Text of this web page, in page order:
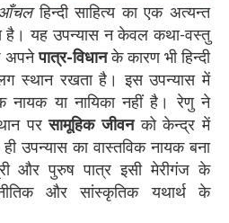
हिन्दी साहित्य का एक अत्यन्त
है। यह उपन्यास न केवल कथा-वस्तु
अपनेपात्र-विधानके कारण भी हिन्दी
स्थान रखता है। इस उपन्यास में
नायक या नायिका नहीं है। रेणु ने
परसामूहिक जीवनको केन्द्र में
उपन्यास का वास्तविक नायक बना
और पुरुष पात्र इसी मेरीगंज के
और सांस्कृतिक यथार्थ के